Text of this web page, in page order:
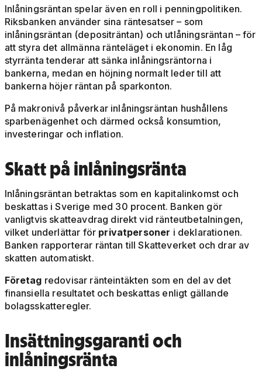
Inlåningsräntan spelar även en roll i penningpolitiken.
Riksbanken använder sina räntesatser – som
inlåningsräntan (depositräntan) och utlåningsräntan – för
att styra det allmänna ränteläget i ekonomin. En låg
styrränta tenderar att sänka inlåningsräntorna i
bankerna, medan en höjning normalt leder till att
bankerna höjer räntan på sparkonton.
På makronivå påverkar inlåningsräntan hushållens
sparbenägenhet och därmed också konsumtion,
investeringar och inflation.
Skatt på inlåningsränta
Inlåningsräntan betraktas som en kapitalinkomst och
beskattas i Sverige med 30 procent. Banken gör
vanligtvis skatteavdrag direkt vid ränteutbetalningen,
vilket underlättar för privatpersoner i deklarationen.
Banken rapporterar räntan till Skatteverket och drar av
skatten automatiskt.
Företag redovisar ränteintäkten som en del av det
finansiella resultatet och beskattas enligt gällande
bolagsskatteregler.
Insättningsgaranti och
inlåningsränta